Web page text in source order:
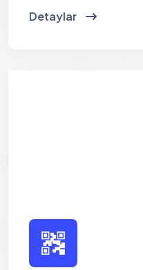
Detaylar